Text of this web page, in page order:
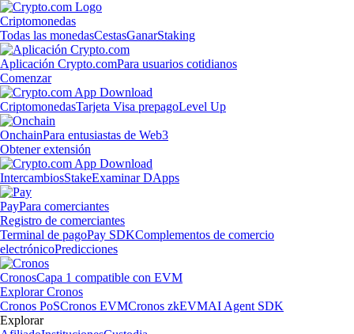
Criptomonedas
Todas las monedasCestasGanarStaking
Aplicación Crypto.comPara usuarios cotidianos
Comenzar
CriptomonedasTarjeta Visa prepagoLevel Up
OnchainPara entusiastas de Web3
Obtener extensión
IntercambiosStakeExaminar DApps
PayPara comerciantes
Registro de comerciantes
Terminal de pagoPay SDKComplementos de comercio
electrónicoPredicciones
CronosCapa 1 compatible con EVM
Explorar Cronos
Cronos PoSCronos EVMCronos zkEVMAI Agent SDK
Explorar